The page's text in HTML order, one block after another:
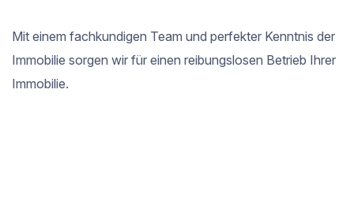
Mit einem fachkundigen Team und perfekter Kenntnis der
Immobilie sorgen wir für einen reibungslosen Betrieb Ihrer
Immobilie.